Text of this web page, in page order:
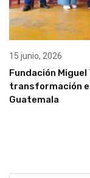
15 junio, 2026
Fundación
transformación
Guatemala